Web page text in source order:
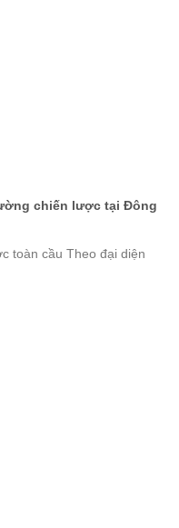
chiến lược tại Đông
toàn cầu Theo đại diện